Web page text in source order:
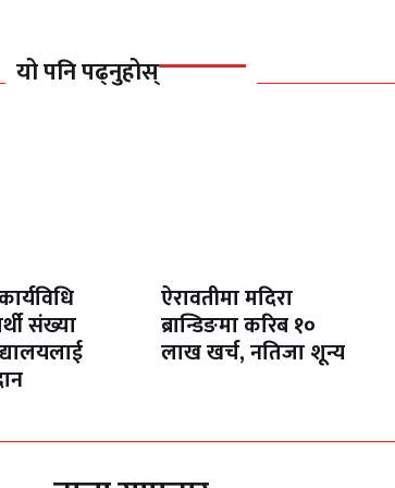
यो पनि पढ्नुहोस्
संख्या
ऐरावतीमा मदिरा
ब्रान्डिङमा करिब १०
लाख खर्च, नतिजा शून्य